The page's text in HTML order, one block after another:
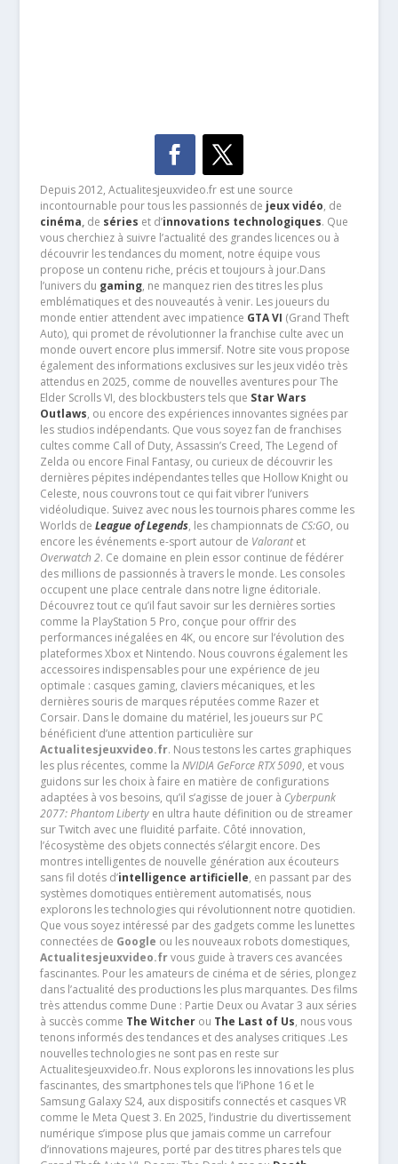
Depuis 2012, Actualitesjeuxvideo.fr est une source
incontournable pour tous les passionnés de jeux vidéo, de
cinéma,de séries et d’innovations technologiques. Que
vous cherchiez à suivre l’actualité des grandes licences ou à
découvrir les tendances du moment, notre équipe vous
propose un contenu riche, précis et toujours à jour.Dans
l’univers du gaming, ne manquez rien des titres les plus
emblématiques et des nouveautés à venir. Les joueurs du
monde entier attendent avec impatience GTA VI (Grand Theft
Auto), qui promet de révolutionner la franchise culte avec un
monde ouvert encore plus immersif. Notre site vous propose
également des informations exclusives sur les jeux vidéo très
attendus en 2025, comme de nouvelles aventures pour The
Elder Scrolls VI, des blockbusters tels que Star Wars
Outlaws, ou encore des expériences innovantes signées par
les studios indépendants. Que vous soyez fan de franchises
cultes comme Call of Duty, Assassin’s Creed, The Legend of
Zelda ou encore Final Fantasy, ou curieux de découvrir les
dernières pépites indépendantes telles que Hollow Knight ou
Celeste, nous couvrons tout ce qui fait vibrer l’univers
vidéoludique. Suivez avec nous les tournois phares comme les
Worlds de League of Legends, les championnats de CS:GO, ou
encore les événements e-sport autour de Valorantet
Overwatch 2. Ce domaine en plein essor continue de fédérer
des millions de passionnés à travers le monde. Les consoles
occupent une place centrale dans notre ligne éditoriale.
Découvrez tout ce qu’il faut savoir sur les dernières sorties
comme la PlayStation 5 Pro, conçue pour offrir des
performances inégalées en 4K, ou encore sur l’évolution des
plateformes Xbox et Nintendo. Nous couvrons également les
accessoires indispensables pour une expérience de jeu
optimale : casques gaming, claviers mécaniques, et les
dernières souris de marques réputées comme Razer et
Corsair. Dans le domaine du matériel, les joueurs sur PC
bénéficient d’une attention particulière sur
Actualitesjeuxvideo.fr. Nous testons les cartes graphiques
les plus récentes, comme la NVIDIA GeForce RTX 5090, et vous
guidons sur les choix à faire en matière de configurations
adaptées à vos besoins, qu’il s’agisse de jouer à Cyberpunk
2077: Phantom Libertyen ultra haute définition ou de streamer
sur Twitch avec une fluidité parfaite. Côté innovation,
l’écosystème des objets connectés s’élargit encore. Des
montres intelligentes de nouvelle génération aux écouteurs
sans fil dotés d’intelligence artificielle, en passant par des
systèmes domotiques entièrement automatisés, nous
explorons les technologies qui révolutionnent notre quotidien.
Que vous soyez intéressé par des gadgets comme les lunettes
connectées de Google ou les nouveaux robots domestiques,
Actualitesjeuxvideo.frvous guide à travers ces avancées
fascinantes. Pour les amateurs de cinéma et de séries, plongez
dans l’actualité des productions les plus marquantes. Des films
très attendus comme Dune : Partie Deux ou Avatar 3 aux séries
à succès comme The Witcherou The Last of Us, nous vous
tenons informés des tendances et des analyses critiques .Les
nouvelles technologies ne sont pas en reste sur
Actualitesjeuxvideo.fr. Nous explorons les innovations les plus
fascinantes, des smartphones tels que l’iPhone 16 et le
Samsung Galaxy S24, aux dispositifs connectés et casques VR
comme le Meta Quest 3. En 2025, l’industrie du divertissement
numérique s’impose plus que jamais comme un carrefour
d’innovations majeures, porté par des titres phares tels que